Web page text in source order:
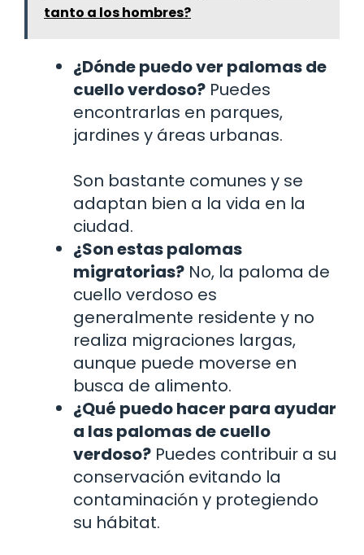
tanto a los hombres?
¿Dónde puedo ver palomas de
cuello verdoso? Puedes
encontrarlas en parques,
jardines y áreas urbanas.
Son bastante comunes y se
adaptan bien a la vida en la
ciudad.
¿Son estas palomas
migratorias? No, la paloma de
cuello verdoso es
generalmente residente y no
realiza migraciones largas,
aunque puede moverse en
busca de alimento.
¿Qué puedo hacer para ayudar
a las palomas de cuello
verdoso? Puedes contribuir a su
conservación evitando la
contaminación y protegiendo
su hábitat.